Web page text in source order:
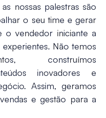
as nossas palestras são
o seu time e gerar
o vendedor iniciante a
Não temos
construímos
inovadores e
Assim, geramos
e gestão para a